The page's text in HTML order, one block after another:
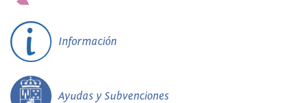
Información
Ayudas y Subvenciones